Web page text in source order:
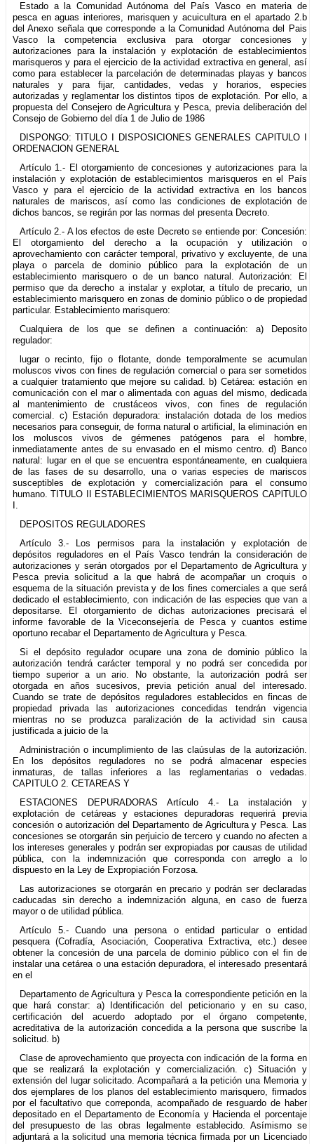
Estado a la Comunidad Autónoma del País Vasco en materia de
pesca en aguas interiores, marisquen y acuicultura en el apartado 2.b
del Anexo señala que corresponde a la Comunidad Autónoma del Pais
Vasco la competencia exclusiva para otorgar concesiones y
autorizaciones para la instalación y explotación de establecimientos
marisqueros y para el ejercicio de la actividad extractiva en general, así
como para establecer la parcelación de determinadas playas y bancos
naturales y para fijar, cantidades, vedas y horarios, especies
autorizadas y reglamentar los distintos tipos de explotación. Por ello, a
propuesta del Consejero de Agricultura y Pesca, previa deliberación del
Consejo de Gobierno del día 1 de Julio de 1986
DISPONGO: TITULO I DISPOSICIONES GENERALES CAPlTULO I
ORDENAClON GENERAL
Artículo 1.- El otorgamiento de concesiones y autorizaciones para la
instalación y explotación de establecimientos marisqueros en el País
Vasco y para el ejercicio de la actividad extractiva en los bancos
naturales de mariscos, así como las condiciones de explotación de
dichos bancos, se regirán por las normas del presenta Decreto.
Artículo 2.- A los efectos de este Decreto se entiende por: Concesión:
El otorgamiento del derecho a la ocupación y utilización o
aprovechamiento con carácter temporal, privativo y excluyente, de una
playa o parcela de dominio público para la explotación de un
establecimiento marisquero o de un banco natural. Autorización: El
permiso que da derecho a instalar y explotar, a título de precario, un
establecimiento marisquero en zonas de dominio público o de propiedad
particular. Establecimiento marisquero:
Cualquiera de los que se definen a continuación: a) Deposito
regulador:
lugar o recinto, fijo o flotante, donde temporalmente se acumulan
moluscos vivos con fines de regulación comercial o para ser sometidos
a cualquier tratamiento que mejore su calidad. b) Cetárea: estación en
comunicación con el mar o alimentada con aguas del mismo, dedicada
al mantenimiento de crustáceos vivos, con fines de regulación
comercial. c) Estación depuradora: instalación dotada de los medios
necesarios para conseguir, de forma natural o artificial, la eliminación en
los moluscos vivos de gérmenes patógenos para el hombre,
inmediatamente antes de su envasado en el mismo centro. d) Banco
natural: lugar en el que se encuentra espontáneamente, en cualquiera
de las fases de su desarrollo, una o varias especies de mariscos
susceptibles de explotación y comercialización para el consumo
humano. TITULO II ESTABLECIMIENTOS MARISQUEROS CAPlTULO
I.
DEPOSITOS REGULADORES
Artículo 3.- Los permisos para la instalación y explotación de
depósitos reguladores en el País Vasco tendrán la consideración de
autorizaciones y serán otorgados por el Departamento de Agricultura y
Pesca previa solicitud a la que habrá de acompañar un croquis o
esquema de la situación prevista y de los fines comerciales a que será
dedicado el establecimiento, con indicación de las especies que van a
depositarse. El otorgamiento de dichas autorizaciones precisará el
informe favorable de la Viceconsejería de Pesca y cuantos estime
oportuno recabar el Departamento de Agricultura y Pesca.
Si el depósito regulador ocupare una zona de dominio público la
autorización tendrá carácter temporal y no podrá ser concedida por
tiempo superior a un ario. No obstante, la autorización podrá ser
otorgada en años sucesivos, previa petición anual del interesado.
Cuando se trate de depósitos reguladores establecidos en fincas de
propiedad privada las autorizaciones concedidas tendrán vigencia
mientras no se produzca paralización de la actividad sin causa
justificada a juicio de la
Administración o incumplimiento de las claúsulas de la autorización.
En los depósitos reguladores no se podrá almacenar especies
inmaturas, de tallas inferiores a las reglamentarias o vedadas.
CAPITULO 2. CETAREAS Y
ESTAClONES DEPURADORAS Artículo 4.- La instalación y
explotación de cetáreas y estaciones depuradoras requerirá previa
concesión o autorización del Departamento de Agricultura y Pesca. Las
concesiones se otorgarán sin perjuicio de tercero y cuando no afecten a
los intereses generales y podrán ser expropiadas por causas de utilidad
pública, con la indemnización que corresponda con arreglo a lo
dispuesto en la Ley de Expropiación Forzosa.
Las autorizaciones se otorgarán en precario y podrán ser declaradas
caducadas sin derecho a indemnización alguna, en caso de fuerza
mayor o de utilidad pública.
Artículo 5.- Cuando una persona o entidad particular o entidad
pesquera (Cofradía, Asociación, Cooperativa Extractiva, etc.) desee
obtener la concesión de una parcela de dominio público con el fin de
instalar una cetárea o una estación depuradora, el interesado presentará
en el
Departamento de Agricultura y Pesca la correspondiente petición en la
que hará constar: a) Identificación del peticionario y en su caso,
certificación del acuerdo adoptado por el órgano competente,
acreditativa de la autorización concedida a la persona que suscribe la
solicitud. b)
Clase de aprovechamiento que proyecta con indicación de la forma en
que se realizará la explotación y comercialización. c) Situación y
extensión del lugar solicitado. Acompañará a la petición una Memoria y
dos ejemplares de los planos del establecimiento marisquero, firmados
por el facultativo que correponda, acompañado de resguardo de haber
depositado en el Departamento de Economía y Hacienda el porcentaje
del presupuesto de las obras legalmente establecido. Asímismo se
adjuntará a la solicitud una memoria técnica firmada por un Licenciado